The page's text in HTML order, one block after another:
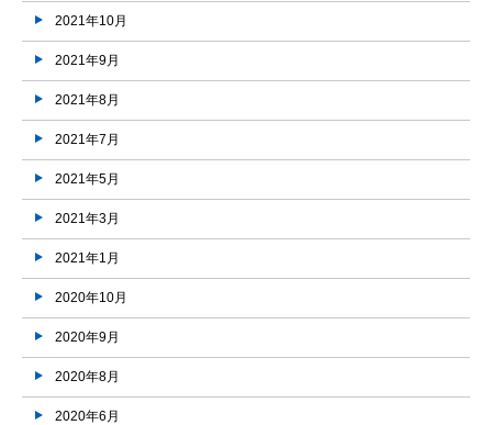
2021年10月
2021年9月
2021年8月
2021年7月
2021年5月
2021年3月
2021年1月
2020年10月
2020年9月
2020年8月
2020年6月